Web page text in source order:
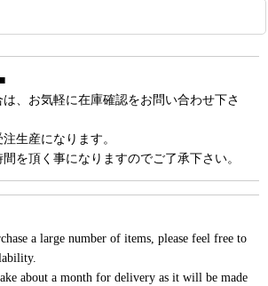
、お気軽に在庫確認をお問い合わせ下さ
生産になります。
を頂く事になりますのでご了承下さい。
a large number of items, please feel free to
about a month for delivery as it will be made